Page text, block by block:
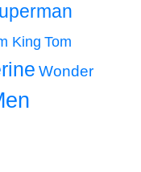
King Tom
Wonder